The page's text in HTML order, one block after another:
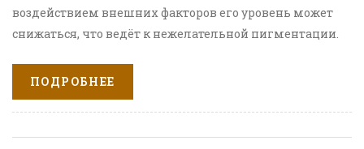
воздействием внешних факторов его уровень может
снижаться, что ведёт к нежелательной пигментации.
меланина в коже, от натуральных методов до
современных косметологических процедур. Узнайте,
как поддерживать здоровый уровень меланина,
чтобы ваша кожа оставалась светящейся и здоровой.
ПОДРОБНЕЕ